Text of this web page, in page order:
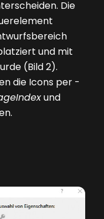
Die
und mit
(Bild 2).
die Icons per
und